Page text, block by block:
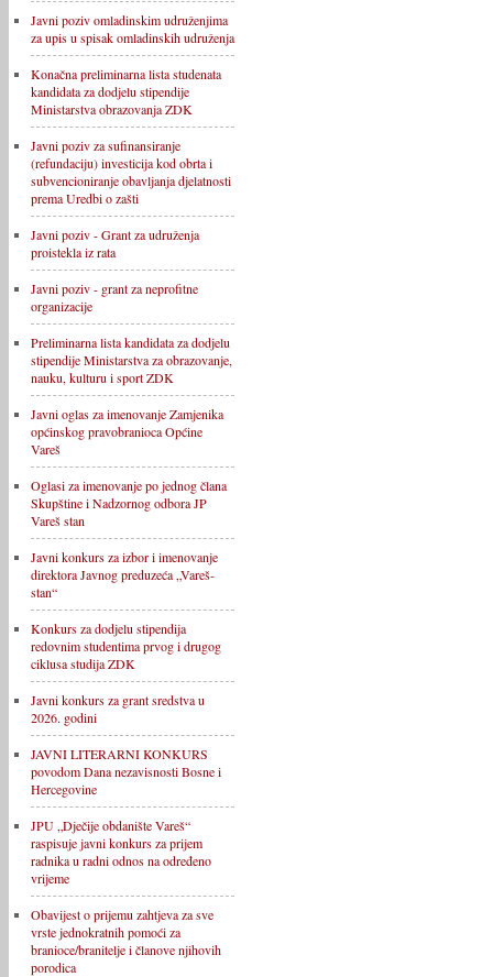
Javni poziv omladinskim udruženjima
za upis u spisak omladinskih udruženja
Konačna preliminarna lista studenata
kandidata za dodjelu stipendije
Ministarstva obrazovanja ZDK
Javni poziv za sufinansiranje
(refundaciju) investicija kod obrta i
subvencioniranje obavljanja djelatnosti
prema Uredbi o zašti
Javni poziv - Grant za udruženja
proistekla iz rata
Javni poziv - grant za neprofitne
organizacije
Preliminarna lista kandidata za dodjelu
stipendije Ministarstva za obrazovanje,
nauku, kulturu i sport ZDK
Javni oglas za imenovanje Zamjenika
općinskog pravobranioca Općine
Vareš
Oglasi za imenovanje po jednog člana
Skupštine i Nadzornog odbora JP
Vareš stan
Javni konkurs za izbor i imenovanje
direktora Javnog preduzeća „Vareš-
stan“
Konkurs za dodjelu stipendija
redovnim studentima prvog i drugog
ciklusa studija ZDK
Javni konkurs za grant sredstva u
2026. godini
JAVNI LITERARNI KONKURS
povodom Dana nezavisnosti Bosne i
Hercegovine
JPU „Dječije obdanište Vareš“
raspisuje javni konkurs za prijem
radnika u radni odnos na određeno
vrijeme
Obavijest o prijemu zahtjeva za sve
vrste jednokratnih pomoći za
branioce/branitelje i članove njihovih
porodica